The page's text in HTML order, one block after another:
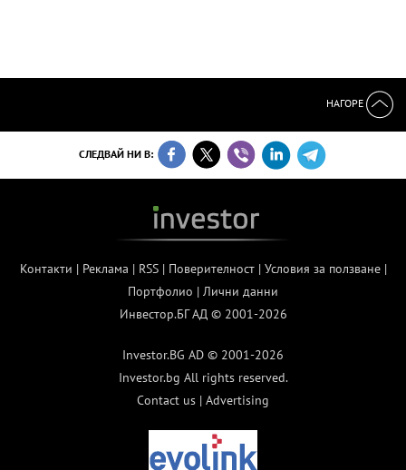
НАГОРЕ
СЛЕДВАЙ НИ В:
Контакти | Реклама | RSS| Поверителност| Условия за ползване|
Портфолио | Лични данни
Инвестор.БГ АД © 2001-2026
Investor.BG AD © 2001-2026
Investor.bg All rights reserved.
Contact us | Advertising